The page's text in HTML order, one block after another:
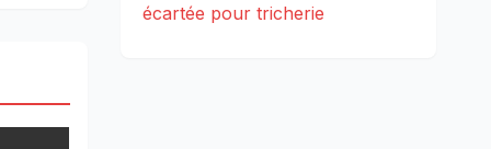
écartée pour tricherie